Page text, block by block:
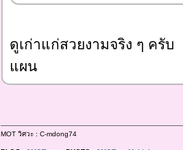
ดูเก่าแก่สวยงามจริง ๆ ครั
แผน
MOT วิศวะ : C-mdong74